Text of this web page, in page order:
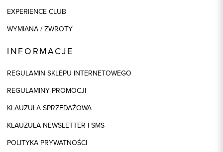
EXPERIENCE CLUB
WYMIANA / ZWROTY
INFORMACJE
REGULAMIN SKLEPU INTERNETOWEGO
REGULAMINY PROMOCJI
KLAUZULA SPRZEDAŻOWA
KLAUZULA NEWSLETTER I SMS
POLITYKA PRYWATNOŚCI